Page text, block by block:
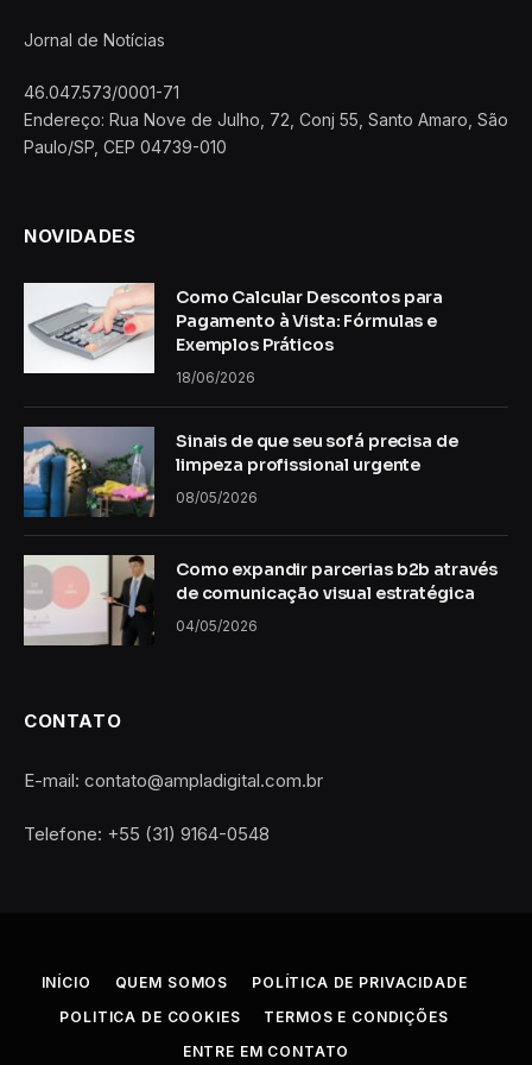
Jornal de Notícias
46.047.573/0001-71
Endereço: Rua Nove de Julho, 72, Conj 55, Santo Amaro, São
Paulo/SP, CEP 04739-010
NOVIDADES
Como Calcular Descontos para
Pagamento à Vista: Fórmulas e
Exemplos Práticos
18/06/2026
Sinais de que seu sofá precisa de
limpeza profissional urgente
08/05/2026
Como expandir parcerias b2b através
de comunicação visual estratégica
04/05/2026
CONTATO
E-mail: contato@ampladigital.com.br
Telefone: +55 (31) 9164-0548
INÍCIO QUEM SOMOS
POLÍTICA DE PRIVACIDADE
POLITICA DE COOKIES
TERMOS E CONDIÇÕES
ENTRE EM CONTATO